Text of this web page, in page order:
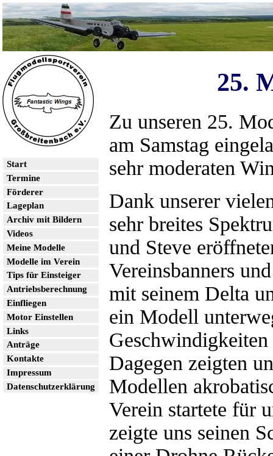
Start
Termine
Förderer
Lageplan
Archiv mit Bildern
Videos
Meine Modelle
Modelle im Verein
Tips für Einsteiger
Antriebsberechnung
Einfliegen
Motor Einstellen
Links
Anträge
Kontakte
Impressum
Datenschutzerklärung
25.
Zu unseren 25.
am Samstag
sehr moderaten
Dank unserer
sehr breites
und Steve
Vereinsbanners
mit seinem Delta
ein Modell
Dagegen zeigten
Modellen
Verein startete für
zeigte uns seinen